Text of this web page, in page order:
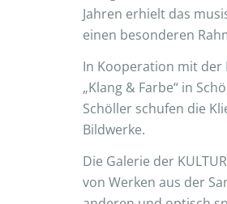
Jahren erhielt das
einen besonderen
In Kooperation mit der
„Klang & Farbe“ in
Schöller schufen die
Bildwerke.
Die Galerie der KULTUR
von Werken aus der